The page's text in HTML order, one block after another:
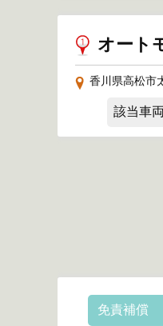
オート
香川県高松市
該当車
免責補償